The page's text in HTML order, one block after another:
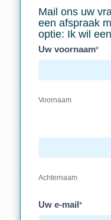
Mail ons uw
een afspraak
optie: Ik wil
Uw voornaam*
Voornaam
Achternaam
Uw e-mail *